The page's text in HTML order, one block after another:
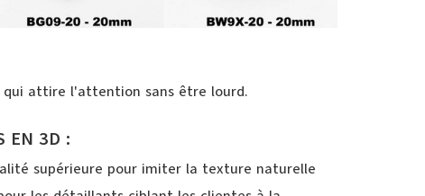
qui attire l'attention sans être lourd.
EN 3D :
supérieure pour imiter la texture naturelle